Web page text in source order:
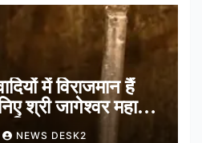
में विराजमान हैं
श्री जागेश्वर महादेव
NEWS DESK2